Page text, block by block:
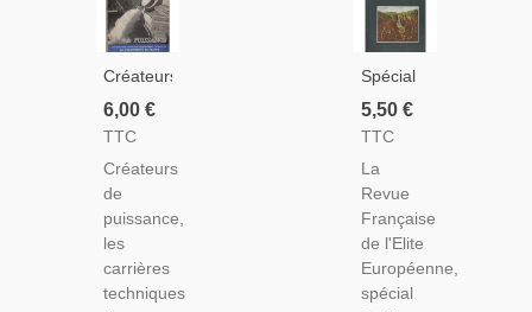
Créateurs
De
Puissance,
Electricité
De
France,
1954 -
Électricien,
Électricité,
6,00 €
TTC
Créateurs
de
puissance,
les
carrières
techniques
Spécial
Québec,
Haïti,
Robots
1950,
Fanfares
Chasse,
Bagages,
La
5,50 €
TTC
La
Revue
Française
de l'Elite
Européenne,
spécial